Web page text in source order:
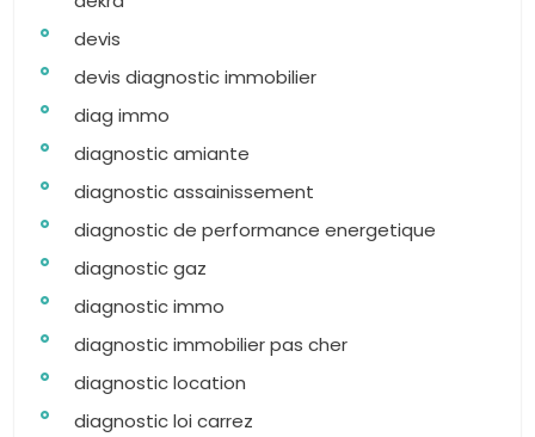
devis
devis diagnostic immobilier
diag immo
diagnostic amiante
diagnostic assainissement
diagnostic de performance energetique
diagnostic gaz
diagnostic immo
diagnostic immobilier pas cher
diagnostic location
diagnostic loi carrez